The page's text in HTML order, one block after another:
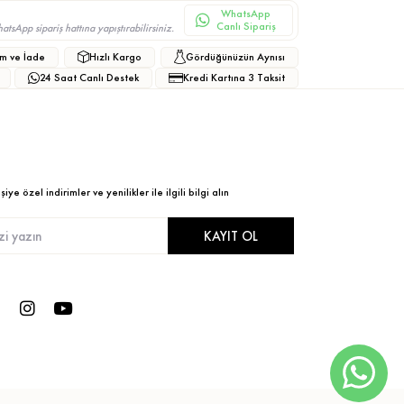
sipariş hattına yapıştırabilirsiniz.
WhatsApp
Canlı Sipariş
ve İade Hızlı Kargo
Gördüğünüzün Aynısı
24 Saat Canlı Destek
Kredi Kartına 3 Taksit
özel indirimler ve yenilikler ile ilgili bilgi alın
KAYIT OL